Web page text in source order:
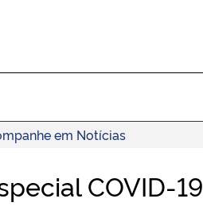
em Notícias
COVID-19